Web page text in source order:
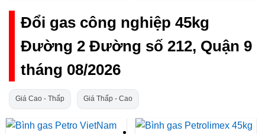
Đổi gas công nghiệp 45kg
Đường 2 Đường số 212, Quận 9
tháng 08/2026
Giá Cao - Thấp Giá Thấp - Cao